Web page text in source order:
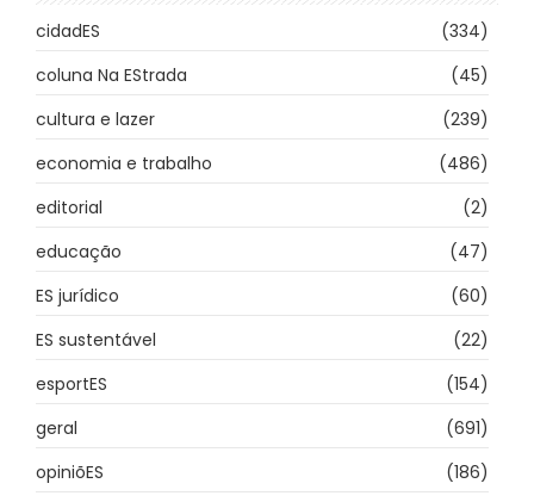
cidadES
(334)
coluna Na EStrada
(45)
cultura e lazer
(239)
economia e trabalho
(486)
editorial
(2)
educação
(47)
ES jurídico
(60)
ES sustentável
(22)
esportES
(154)
geral
(691)
opiniõES
(186)